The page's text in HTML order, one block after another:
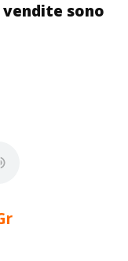
vendite sono